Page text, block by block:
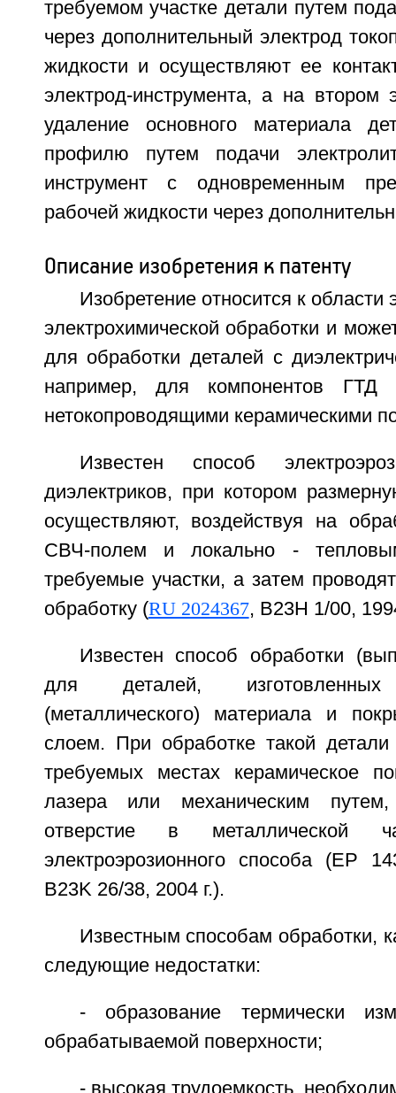
требуемом участке детали путем
через дополнительный электрод
жидкости и осуществляют ее
электрод-инструмента, а на втором
удаление основного материала
профилю путем подачи
инструмент с одновременным
рабочей жидкости через
Описание изобретения к патенту
Изобретение относится к области
электрохимической обработки и
для обработки деталей с
например, для компонентов ГТД
нетокопроводящими керамическими
Известен способ
диэлектриков, при котором
осуществляют, воздействуя на
СВЧ-полем и локально -
требуемые участки, а затем
обработку (RU 2024367, B23H 1/00,
Известен способ обработки
для деталей,
(металлического) материала и
слоем. При обработке такой
требуемых местах керамическое
лазера или механическим
отверстие в металлической
электроэрозионного способа (EP
B23K 26/38, 2004 г.).
Известным способам обработки,
следующие недостатки:
- образование термически
обрабатываемой поверхности;
- высокая трудоемкость,